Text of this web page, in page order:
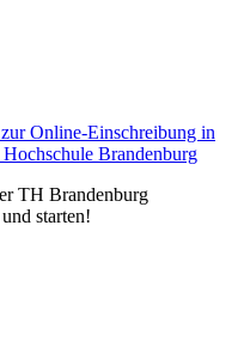
TH Brandenburg
starten!